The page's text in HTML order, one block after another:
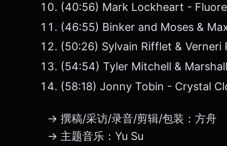
(40:56) Mark Lockheart -
(46:55) Binker and Moses &
(50:26) Sylvain Rifflet & Verneri
(54:54) Tyler Mitchell &
(58:18) Jonny Tobin - Crystal
→ 撰稿/采访/录音/剪辑/包装：方舟
→ 主题音乐：Yu Su